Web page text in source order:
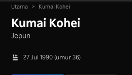
Utama > Kumai Kohei
Kumai Kohei
Jepun
27 Jul 1990 (umur 36)